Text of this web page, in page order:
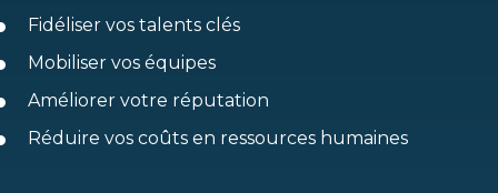
Fidéliser vos talents clés
Mobiliser vos équipes
Améliorer votre réputation
Réduire vos coûts en ressources humaines